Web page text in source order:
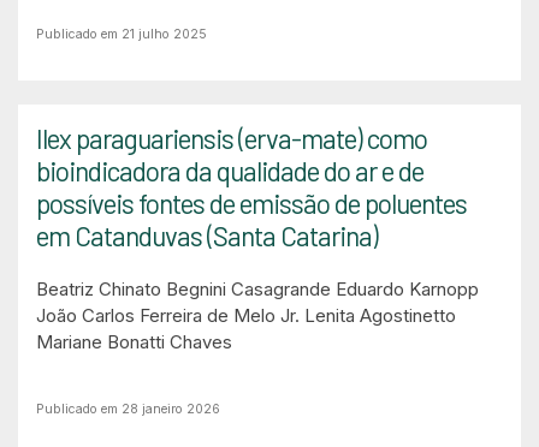
Publicado em 21 julho 2025
Ilex paraguariensis (erva-mate) como
bioindicadora da qualidade do ar e de
possíveis fontes de emissão de poluentes
em Catanduvas (Santa Catarina)
Beatriz Chinato Begnini Casagrande Eduardo Karnopp
João Carlos Ferreira de Melo Jr. Lenita Agostinetto
Mariane Bonatti Chaves
Publicado em 28 janeiro 2026